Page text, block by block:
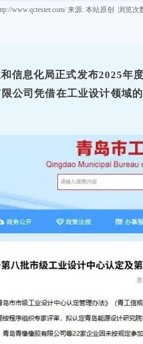
www.qctester.com/ 来源: 本站原创 浏览
信息化局正式发布2025年
公司凭借在工业设计领域